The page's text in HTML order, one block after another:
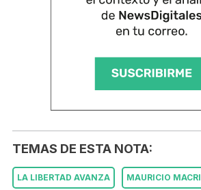
TEMAS DE ESTA NOTA:
LA LIBERTAD AVANZA MAURICIO MACRI